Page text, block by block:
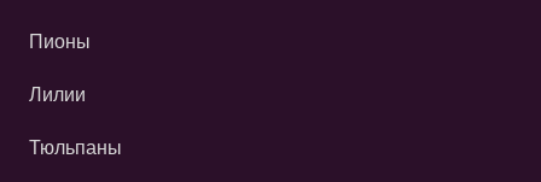
Пионы
Лилии
Тюльпаны